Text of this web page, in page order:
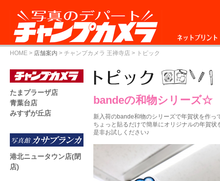
ネットプリント
HOME > 店舗案内 > チャンプカメラ 王禅寺店 > トピック
bandeの和物シリーズ☆
新入荷のbande和物のシリーズで年賀状を作っ
ちょっと貼るだけで簡単にオリジナルの年賀状
是非お試しください♪
たまプラーザ店
青葉台店
みすずが丘店
港北ニュータウン店(閉
店)